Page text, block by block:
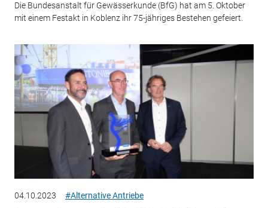
Die Bundesanstalt für Gewässerkunde (BfG) hat am 5. Oktober
mit einem Festakt in Koblenz ihr 75-jähriges Bestehen gefeiert.
04.10.2023 #Alternative Antriebe